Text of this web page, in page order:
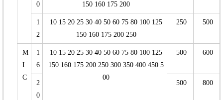
0
150 160 175 200
1
2
10 15 20 25 30 40 50 60 75 80 100 125
150 160 175 200 250
250 500
M
I
C
1
6
10 15 20 25 30 40 50 60 75 80 100 125
150 160 175 200 250 300 350 400 450 5
00
500 600
2
0
500 800